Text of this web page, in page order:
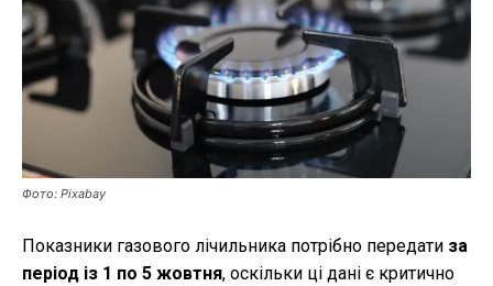
Публікації
ФОП
Курс валют
Фото: Pixabay
Показники газового лічильника потрібно передати за
період із 1 по 5 жовтня, оскільки ці дані є критично